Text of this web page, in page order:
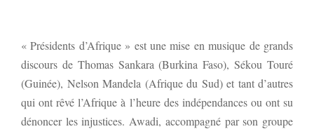
« Présidents d’Afrique » est une mise en musique de grands
discours de Thomas Sankara (Burkina Faso), Sékou Touré
(Guinée), Nelson Mandela (Afrique du Sud) et tant d’autres
qui ont rêvé l’Afrique à l’heure des indépendances ou ont su
dénoncer les injustices. Awadi, accompagné par son groupe